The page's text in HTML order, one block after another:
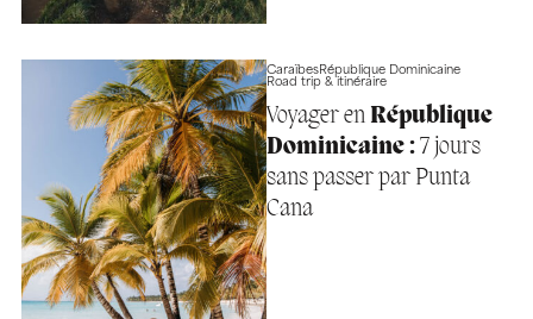
CaraïbesRépublique Dominicaine
Road trip & itinéraire
Voyager en République
Dominicaine :7 jours
sans passer par Punta
Cana